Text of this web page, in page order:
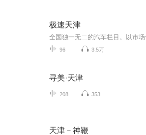
极速天津
96 3.5万
寻美·天津
208 353
天津－神鞭